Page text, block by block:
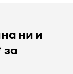
ни и
за